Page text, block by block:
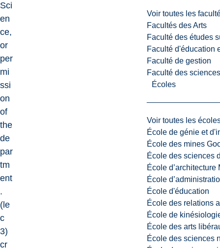
Voir toutes les
Facultés des Arts
Faculté des études
Faculté d'éducation
Faculté de gestion
Faculté des
Écoles
Voir toutes les
École de génie et
École des mines
École des sciences
École d’architecture
École
École d'éducation
École des relations
École de
École des arts
École des sciences
Sci
en
ce,
or
per
mi
ssi
on
of
the
de
par
tm
ent
.
(le
c
3)
cr